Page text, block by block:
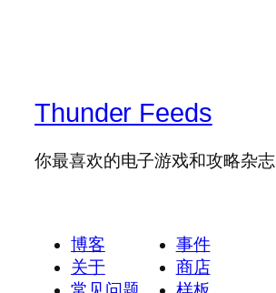
Thunder Feeds
你最喜欢的电子游戏和攻略杂志
博客
关于
事件
商店